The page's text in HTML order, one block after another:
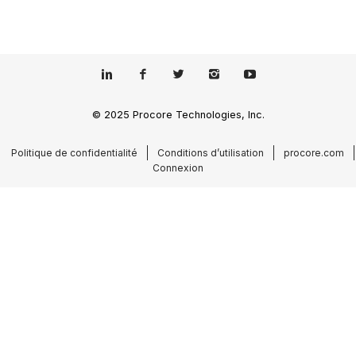
© 2025 Procore Technologies, Inc.
Politique de confidentialité Conditions d’utilisation
procore.com
Connexion